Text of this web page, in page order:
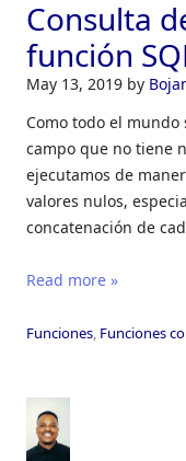
Consulta
función
May 13, 2019 by
Como todo el
campo que no tiene
ejecutamos de
valores nulos,
concatenación de
Read more »
Funciones, Funciones